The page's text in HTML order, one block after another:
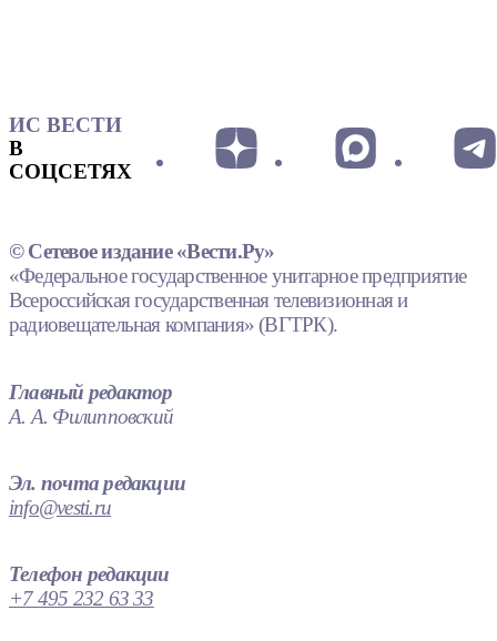
ИС ВЕСТИ
В
СОЦСЕТЯХ
© Сетевое издание «Вести.Ру»
«Федеральное государственное унитарное предприятие
Всероссийская государственная телевизионная и
радиовещательная компания» (ВГТРК).
Главный редактор
А. А. Филипповский
Эл. почта редакции
info@vesti.ru
Телефон редакции
+7 495 232 63 33